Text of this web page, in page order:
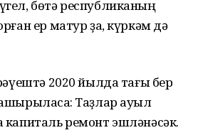
бөтә республиканың
ер матур ҙа, күркәм дә
2020 йылда тағы бер
Таҙлар ауыл
капиталь ремонт эшләнәсәк.